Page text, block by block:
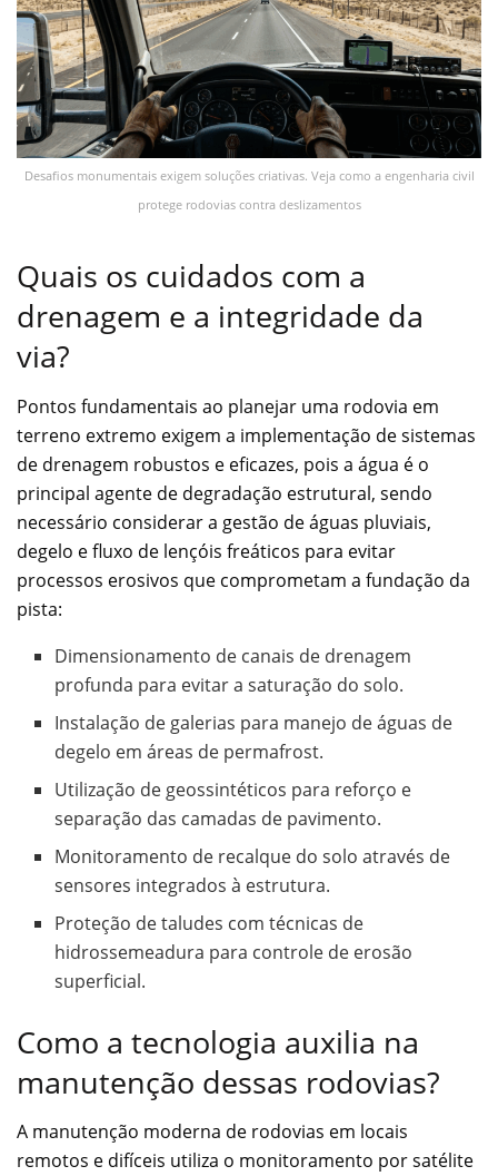
Desafios monumentais exigem soluções criativas. Veja como a engenharia civil
protege rodovias contra deslizamentos
Quais os cuidados com a
drenagem e a integridade da
via?
Pontos fundamentais ao planejar uma rodovia em
terreno extremo exigem a implementação de sistemas
de drenagem robustos e eficazes, pois a água é o
principal agente de degradação estrutural, sendo
necessário considerar a gestão de águas pluviais,
degelo e fluxo de lençóis freáticos para evitar
processos erosivos que comprometam a fundação da
pista:
Dimensionamento de canais de drenagem
profunda para evitar a saturação do solo.
Instalação de galerias para manejo de águas de
degelo em áreas de permafrost.
Utilização de geossintéticos para reforço e
separação das camadas de pavimento.
Monitoramento de recalque do solo através de
sensores integrados à estrutura.
Proteção de taludes com técnicas de
hidrossemeadura para controle de erosão
superficial.
Como a tecnologia auxilia na
manutenção dessas rodovias?
A manutenção moderna de rodovias em locais
remotos e difíceis utiliza o monitoramento por satélite